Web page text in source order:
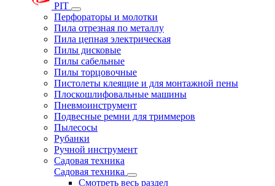
PIT
Перфораторы и молотки
Пила отрезная по металлу
Пила цепная электрическая
Пилы дисковые
Пилы сабельные
Пилы торцовочные
Пистолеты клеящие и для монтажной пены
Плоскошлифовальные машины
Пневмоинструмент
Подвесные ремни для триммеров
Пылесосы
Рубанки
Ручной инструмент
Садовая техника
Садовая техника
Смотреть весь раздел